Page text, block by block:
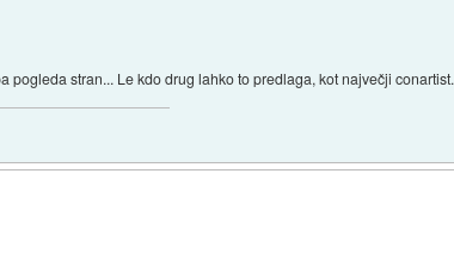
stran... Le kdo drug lahko to predlaga, kot največji conartist.